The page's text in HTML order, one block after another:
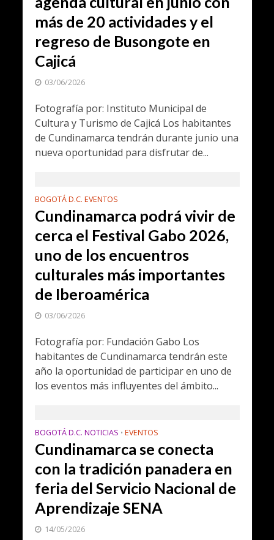
más de 20 actividades y el
regreso de Busongote en
Cajicá
03/06/2026
Fotografía por: Instituto Municipal de
Cultura y Turismo de Cajicá Los habitantes
de Cundinamarca tendrán durante junio una
nueva oportunidad para disfrutar de...
BOGOTÁ D.C. EVENTOS
Cundinamarca podrá vivir de
cerca el Festival Gabo 2026,
uno de los encuentros
culturales más importantes
de Iberoamérica
03/06/2026
Fotografía por: Fundación Gabo Los
habitantes de Cundinamarca tendrán este
año la oportunidad de participar en uno de
los eventos más influyentes del ámbito...
BOGOTÁ D.C. NOTICIAS • EVENTOS
Cundinamarca se conecta
con la tradición panadera en
feria del Servicio Nacional de
Aprendizaje SENA
14/05/2026